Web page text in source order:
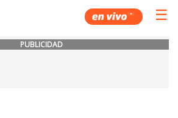
☰
PUBLICIDAD